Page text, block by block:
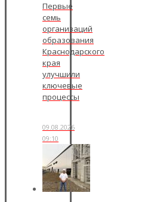
Первые
семь
организаций
образования
Краснодарского
края
улучшили
ключевые
процессы
09.08.2026
09:10